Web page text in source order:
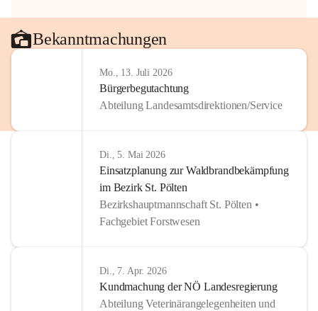
Bekanntmachungen
Mo., 13. Juli 2026
Bürgerbegutachtung
Abteilung Landesamtsdirektionen/Service
Di., 5. Mai 2026
Einsatzplanung zur Waldbrandbekämpfung
im Bezirk St. Pölten
Bezirkshauptmannschaft St. Pölten •
Fachgebiet Forstwesen
Di., 7. Apr. 2026
Kundmachung der NÖ Landesregierung
Abteilung Veterinärangelegenheiten und